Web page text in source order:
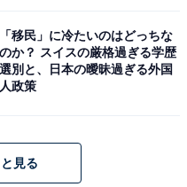
せなくなってしまったと
ニ利用も禁止……そんな
会社なので、結婚前ま
「移民」に冷たいのはどっちな
のか？ スイスの厳格過ぎる学歴
選別と、日本の曖昧過ぎる外国
人政策
見る